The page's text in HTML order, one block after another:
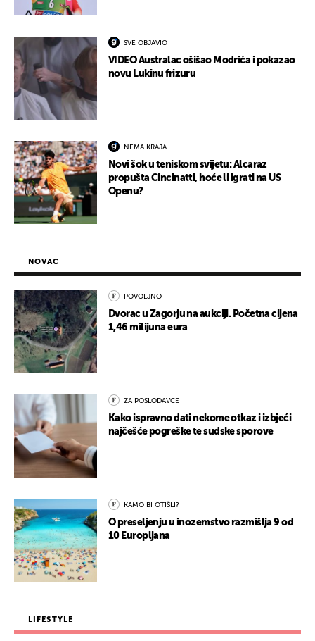
SVE OBJAVIO
VIDEO Australac ošišao Modrića i pokazao
novu Lukinu frizuru
NEMA KRAJA
Novi šok u teniskom svijetu: Alcaraz
propušta Cincinatti, hoće li igrati na US
Openu?
NOVAC
POVOLJNO
Dvorac u Zagorju na aukciji. Početna cijena
1,46 milijuna eura
ZA POSLODAVCE
Kako ispravno dati nekome otkaz i izbjeći
najčešće pogreške te sudske sporove
KAMO BI OTIŠLI?
O preseljenju u inozemstvo razmišlja 9 od
10 Europljana
LIFESTYLE